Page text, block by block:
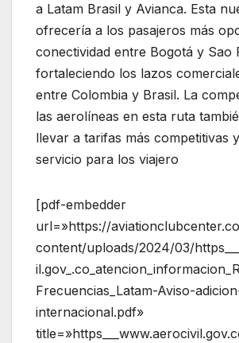
a Latam Brasil y Avianca. Esta
ofrecería a los pasajeros más
conectividad entre Bogotá y Sao
fortaleciendo los lazos
entre Colombia y Brasil. La
las aerolíneas en esta ruta
llevar a tarifas más competitivas
servicio para los viajero
[pdf-embedder
url=»https://
content/uploads/2024/03/
Frecuencias_Latam-Aviso-
internacional.pdf»